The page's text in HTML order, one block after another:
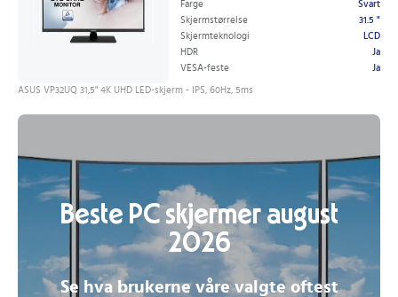
Farge
Svart
Skjermstørrelse
31.5 "
Skjermteknologi
LCD
HDR
Ja
VESA-feste
Ja
ASUS VP32UQ 31,5" 4K UHD LED-skjerm - IPS, 60Hz, 5ms
Beste PC skjermer august
2026
Se hva brukerne våre valgte oftest